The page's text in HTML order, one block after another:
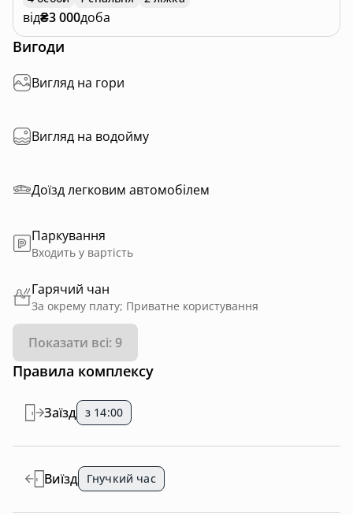
від₴3 000доба
Вигоди
Вигляд на гори
Вигляд на водойму
Доїзд легковим автомобілем
Паркування
Входить у вартість
Гарячий чан
За окрему плату; Приватне користування
Показати всі: 9
Правила комплексу
Заїзд з 14:00
Виїзд Гнучкий час